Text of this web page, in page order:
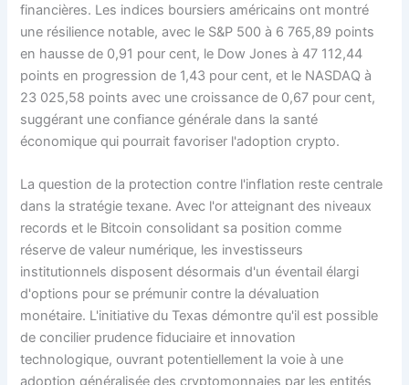
financières. Les indices boursiers américains ont montré
une résilience notable, avec le S&P 500 à 6 765,89 points
en hausse de 0,91 pour cent, le Dow Jones à 47 112,44
points en progression de 1,43 pour cent, et le NASDAQ à
23 025,58 points avec une croissance de 0,67 pour cent,
suggérant une confiance générale dans la santé
économique qui pourrait favoriser l'adoption crypto.
La question de la protection contre l'inflation reste centrale
dans la stratégie texane. Avec l'or atteignant des niveaux
records et le Bitcoin consolidant sa position comme
réserve de valeur numérique, les investisseurs
institutionnels disposent désormais d'un éventail élargi
d'options pour se prémunir contre la dévaluation
monétaire. L'initiative du Texas démontre qu'il est possible
de concilier prudence fiduciaire et innovation
technologique, ouvrant potentiellement la voie à une
adoption généralisée des cryptomonnaies par les entités